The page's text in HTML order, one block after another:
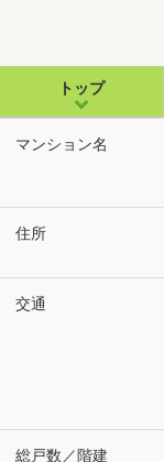
トップ
マンション名
住所
交通
総戸数／階建